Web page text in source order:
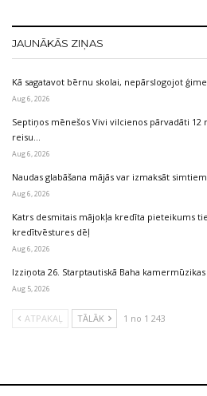
JAUNĀKĀS ZIŅAS
Kā sagatavot bērnu skolai, nepārslogojot
Aug 6, 2026
Septiņos mēnešos Vivi vilcienos pārvadāti 12
reisu…
Aug 6, 2026
Naudas glabāšana mājās var izmaksāt
Aug 6, 2026
Katrs desmitais mājokļa kredīta pieteikums
kredītvēstures dēļ
Aug 6, 2026
Izziņota 26. Starptautiskā Baha
Aug 5, 2026
ATPAKAĻ TĀLĀK 1 no 1 243